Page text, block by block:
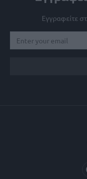
Εγγραφείτε